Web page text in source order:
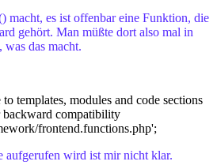
macht, es ist offenbar eine Funktion, die
gehört. Man müßte dort also mal in
was das macht.
templates, modules and code sections
backward compatibility
frontend.functions.php';
aufgerufen wird ist mir nicht klar.